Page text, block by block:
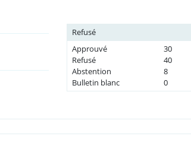
Refusé
Approuvé
30
Refusé
40
Abstention
8
Bulletin blanc
0